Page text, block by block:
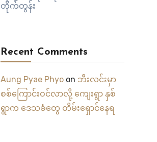
တိုက်တွန်း
Recent Comments
Aung Pyae Phyoon ဘီးလင်းမှာ
စစ်ကြောင်းဝင်လာလို့ ကျေးရွာ နှစ်
ရွာက ဒေသခံတွေ တိမ်းရှောင်နေရ